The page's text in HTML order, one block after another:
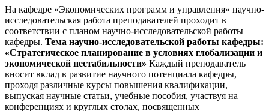
На кафедре «Экономических программ и управления» научно-
исследовательская работа преподавателей проходит в
соответствии с планом научно-исследовательской работы
кафедры. Тема научно-исследовательской работы кафедры:
«Стратегическое планирование в условиях глобализации и
экономической нестабильности» Каждый преподаватель
вносит вклад в развитие научного потенциала кафедры,
проходя различные курсы повышения квалификации,
выпуская научные статьи, учебные пособия, участвуя на
конференциях и круглых столах, посвященных